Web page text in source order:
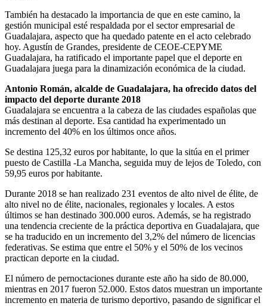
También ha destacado la importancia de que en este camino, la
gestión municipal esté respaldada por el sector empresarial de
Guadalajara, aspecto que ha quedado patente en el acto celebrado
hoy. Agustín de Grandes, presidente de CEOE-CEPYME
Guadalajara, ha ratificado el importante papel que el deporte en
Guadalajara juega para la dinamización económica de la ciudad.
Antonio Román, alcalde de Guadalajara, ha ofrecido datos del
impacto del deporte durante 2018
Guadalajara se encuentra a la cabeza de las ciudades españolas que
más destinan al deporte. Esa cantidad ha experimentado un
incremento del 40% en los últimos once años.
Se destina 125,32 euros por habitante, lo que la sitúa en el primer
puesto de Castilla -La Mancha, seguida muy de lejos de Toledo, con
59,95 euros por habitante.
Durante 2018 se han realizado 231 eventos de alto nivel de élite, de
alto nivel no de élite, nacionales, regionales y locales. A estos
últimos se han destinado 300.000 euros. Además, se ha registrado
una tendencia creciente de la práctica deportiva en Guadalajara, que
se ha traducido en un incremento del 3,2% del número de licencias
federativas. Se estima que entre el 50% y el 50% de los vecinos
practican deporte en la ciudad.
El número de pernoctaciones durante este año ha sido de 80.000,
mientras en 2017 fueron 52.000. Estos datos muestran un importante
incremento en materia de turismo deportivo, pasando de significar el